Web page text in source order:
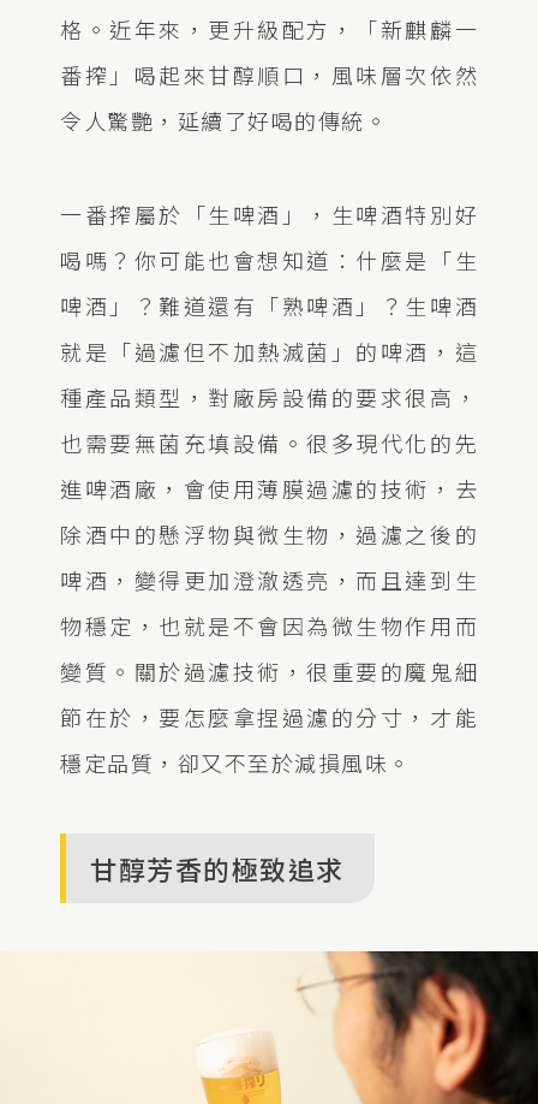
格。近年來，更升級配方，「新麒麟一
番搾」喝起來甘醇順口，風味層次依然
令人驚艷，延續了好喝的傳統。
一番搾屬於「生啤酒」，生啤酒特別好
喝嗎？你可能也會想知道：什麼是「生
啤酒」？難道還有「熟啤酒」？生啤酒
就是「過濾但不加熱滅菌」的啤酒，這
種產品類型，對廠房設備的要求很高，
也需要無菌充填設備。很多現代化的先
進啤酒廠，會使用薄膜過濾的技術，去
除酒中的懸浮物與微生物，過濾之後的
啤酒，變得更加澄澈透亮，而且達到生
物穩定，也就是不會因為微生物作用而
變質。關於過濾技術，很重要的魔鬼細
節在於，要怎麼拿捏過濾的分寸，才能
穩定品質，卻又不至於減損風味。
甘醇芳香的極致追求